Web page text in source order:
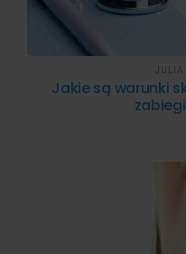
Jakie są warunki